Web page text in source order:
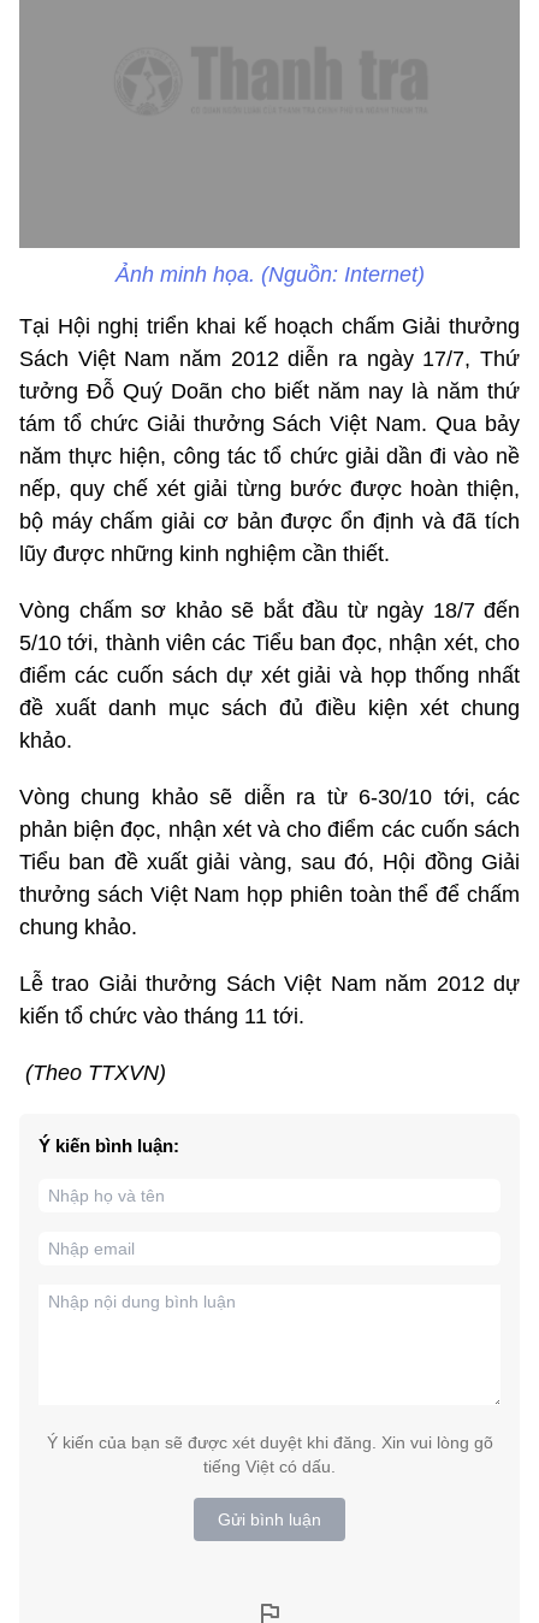
Ảnh minh họa. (Nguồn: Internet)
Tại Hội nghị triển khai kế hoạch chấm Giải thưởng
Sách Việt Nam năm 2012 diễn ra ngày 17/7, Thứ
tưởng Đỗ Quý Doãn cho biết năm nay là năm thứ
tám tổ chức Giải thưởng Sách Việt Nam. Qua bảy
năm thực hiện, công tác tổ chức giải dần đi vào nề
nếp, quy chế xét giải từng bước được hoàn thiện,
bộ máy chấm giải cơ bản được ổn định và đã tích
lũy được những kinh nghiệm cần thiết.
Vòng chấm sơ khảo sẽ bắt đầu từ ngày 18/7 đến
5/10 tới, thành viên các Tiểu ban đọc, nhận xét, cho
điểm các cuốn sách dự xét giải và họp thống nhất
đề xuất danh mục sách đủ điều kiện xét chung
khảo.
Vòng chung khảo sẽ diễn ra từ 6-30/10 tới, các
phản biện đọc, nhận xét và cho điểm các cuốn sách
Tiểu ban đề xuất giải vàng, sau đó, Hội đồng Giải
thưởng sách Việt Nam họp phiên toàn thể để chấm
chung khảo.
Lễ trao Giải thưởng Sách Việt Nam năm 2012 dự
kiến tổ chức vào tháng 11 tới.
(Theo TTXVN)
Ý kiến bình luận:
Ý kiến của bạn sẽ được xét duyệt khi đăng. Xin vui lòng gõ
tiếng Việt có dấu.
Gửi bình luận